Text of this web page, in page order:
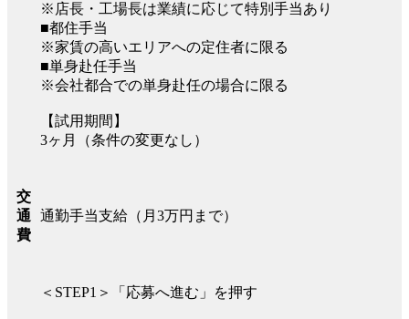
※店長・工場長は業績に応じて特別手当あり
■都住手当
※家賃の高いエリアへの定住者に限る
■単身赴任手当
※会社都合での単身赴任の場合に限る
【試用期間】
3ヶ月（条件の変更なし）
交
通
費
通勤手当支給（月3万円まで）
＜STEP1＞「応募へ進む」を押す